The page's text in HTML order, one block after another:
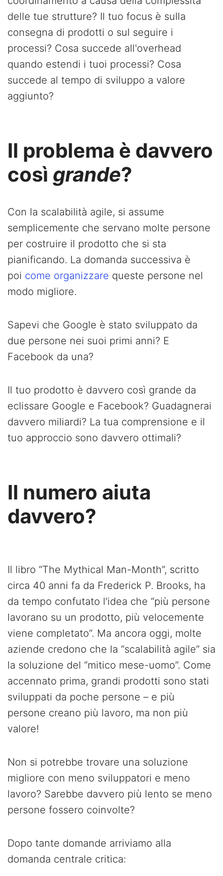
delle tue strutture? Il tuo focus è sulla
consegna di prodotti o sul seguire i
processi? Cosa succede all'overhead
quando estendi i tuoi processi? Cosa
succede al tempo di sviluppo a valore
aggiunto?
Il problema è davvero
così grande?
Con la scalabilità agile, si assume
semplicemente che servano molte persone
per costruire il prodotto che si sta
pianificando. La domanda successiva è
poi come organizzare queste persone nel
modo migliore.
Sapevi che Google è stato sviluppato da
due persone nei suoi primi anni? E
Facebook da una?
Il tuo prodotto è davvero così grande da
eclissare Google e Facebook? Guadagnerai
davvero miliardi? La tua comprensione e il
tuo approccio sono davvero ottimali?
Il numero aiuta
davvero?
Il libro “The Mythical Man-Month”, scritto
circa 40 anni fa da Frederick P. Brooks, ha
da tempo confutato l'idea che “più persone
lavorano su un prodotto, più velocemente
viene completato”. Ma ancora oggi, molte
aziende credono che la “scalabilità agile” sia
la soluzione del “mitico mese-uomo”. Come
accennato prima, grandi prodotti sono stati
sviluppati da poche persone – e più
persone creano più lavoro, ma non più
valore!
Non si potrebbe trovare una soluzione
migliore con meno sviluppatori e meno
lavoro? Sarebbe davvero più lento se meno
persone fossero coinvolte?
Dopo tante domande arriviamo alla
domanda centrale critica: